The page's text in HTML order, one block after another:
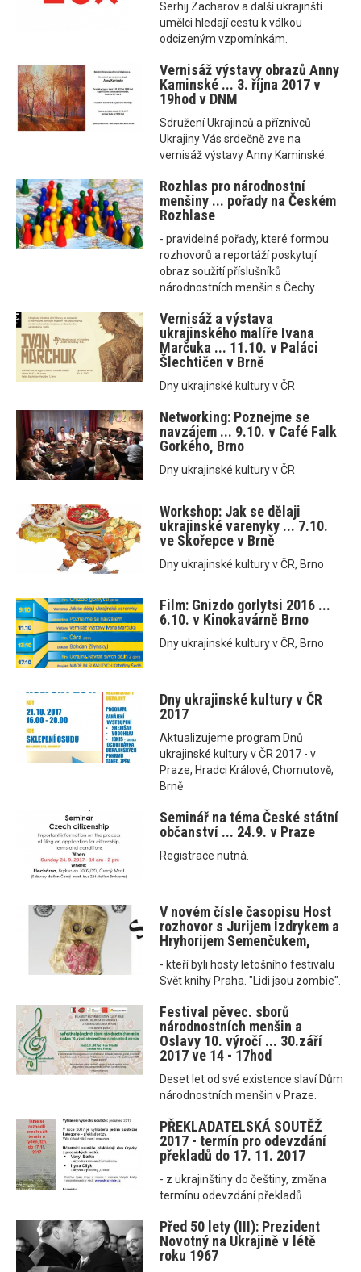
Serhij Zacharov a další ukrajinští
umělci hledají cestu k válkou
odcizeným vzpomínkám.
Vernisáž výstavy obrazů Anny
Kaminské ... 3. října 2017 v
19hod v DNM
Sdružení Ukrajinců a příznivců
Ukrajiny Vás srdečně zve na
vernisáž výstavy Anny Kaminské.
Rozhlas pro národnostní
menšiny ... pořady na Českém
Rozhlase
- pravidelné pořady, které formou
rozhovorů a reportáží poskytují
obraz soužití příslušníků
národnostních menšin s Čechy
Vernisáž a výstava
ukrajinského malíře Ivana
Marčuka ... 11.10. v Paláci
Šlechtičen v Brně
Dny ukrajinské kultury v ČR
Networking: Poznejme se
navzájem ... 9.10. v Café Falk
Gorkého, Brno
Dny ukrajinské kultury v ČR
Workshop: Jak se dělaji
ukrajinské varenyky ... 7.10.
ve Skořepce v Brně
Dny ukrajinské kultury v ČR, Brno
Film: Gnizdo gorlytsi 2016 ...
6.10. v Kinokavárně Brno
Dny ukrajinské kultury v ČR, Brno
Dny ukrajinské kultury v ČR
2017
Aktualizujeme program Dnů
ukrajinské kultury v ČR 2017 - v
Praze, Hradci Králové, Chomutově,
Brně
Seminář na téma České státní
občanství ... 24.9. v Praze
Registrace nutná.
V novém čísle časopisu Host
rozhovor s Jurijem Izdrykem a
Hryhorijem Semenčukem,
- kteří byli hosty letošního festivalu
Svět knihy Praha. "Lidi jsou zombie".
Festival pěvec. sborů
národnostních menšin a
Oslavy 10. výročí ... 30.září
2017 ve 14 - 17hod
Deset let od své existence slaví Dům
národnostních menšin v Praze.
PŘEKLADATELSKÁ SOUTĚŽ
2017 - termín pro odevzdání
překladů do 17. 11. 2017
- z ukrajinštiny do češtiny, změna
termínu odevzdání překladů
Před 50 lety (III): Prezident
Novotný na Ukrajině v létě
roku 1967